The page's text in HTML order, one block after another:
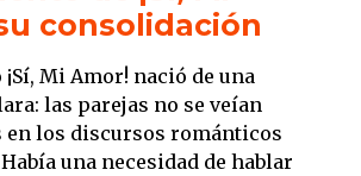
consolidación
Mi Amor! nació de una
las parejas no se veían
en los discursos románticos
una necesidad de hablar